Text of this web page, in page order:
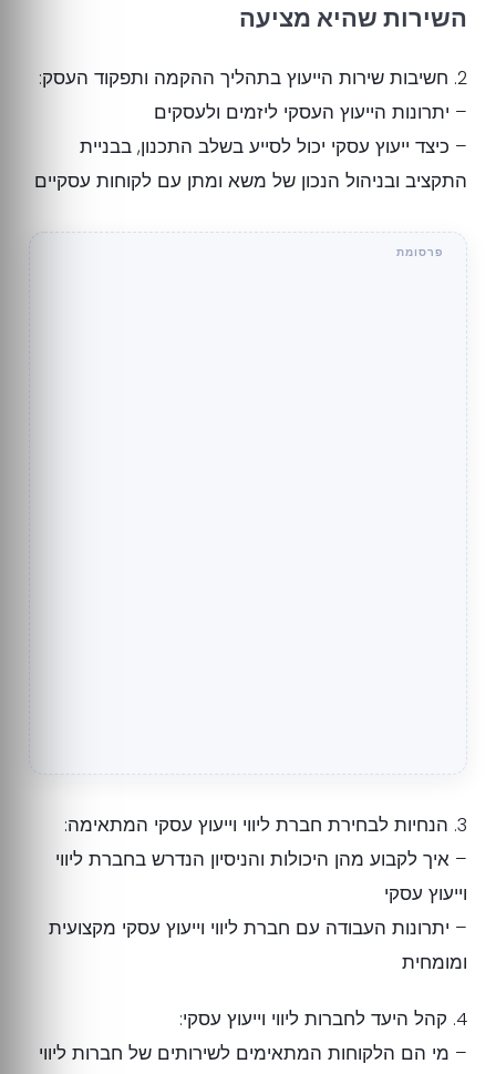
השירות שהיא מציעה
2. חשיבות שירות הייעוץ בתהליך ההקמה ותפקוד העסק:
– יתרונות הייעוץ העסקי ליזמים ולעסקים
– כיצד ייעוץ עסקי יכול לסייע בשלב התכנון, בבניית
התקציב ובניהול הנכון של משא ומתן עם לקוחות עסקיים
3. הנחיות לבחירת חברת ליווי וייעוץ עסקי המתאימה:
– איך לקבוע מהן היכולות והניסיון הנדרש בחברת ליווי
וייעוץ עסקי
– יתרונות העבודה עם חברת ליווי וייעוץ עסקי מקצועית
ומומחית
4. קהל היעד לחברות ליווי וייעוץ עסקי:
– מי הם הלקוחות המתאימים לשירותים של חברות ליווי